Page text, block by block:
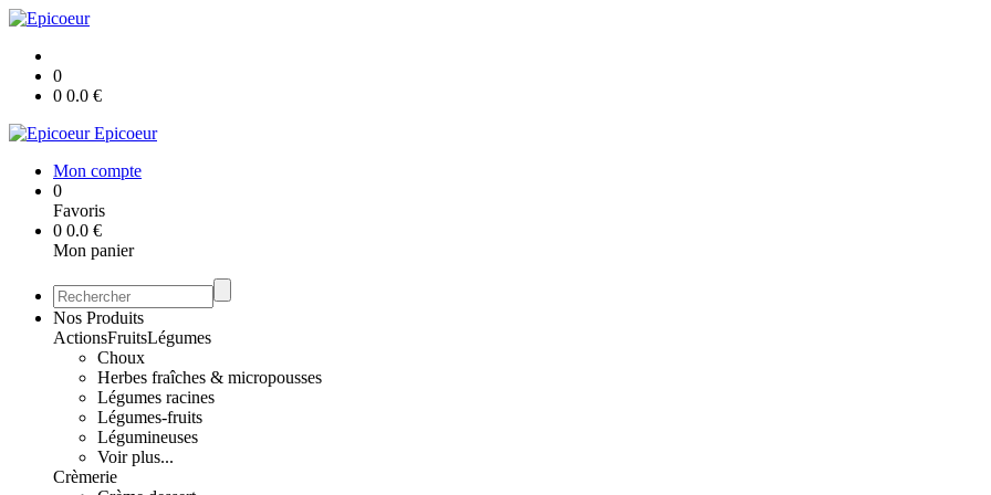
0
0 0.0 €
Epicoeur
Mon compte
0
Favoris
0 0.0 €
Mon panier
Nos Produits
ActionsFruitsLégumes
Choux
Herbes fraîches & micropousses
Légumes racines
Légumes-fruits
Légumineuses
Voir plus...
Crèmerie